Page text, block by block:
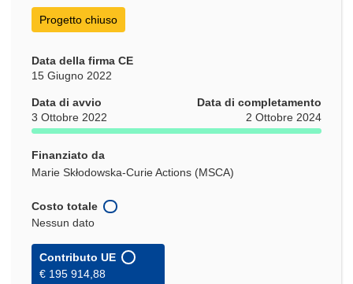
Progetto chiuso
Data della firma CE
15 Giugno 2022
Data di avvio
3 Ottobre 2022
Data di completamento
2 Ottobre 2024
Finanziato da
Marie Skłodowska-Curie Actions (MSCA)
Costo totale
Nessun dato
Contributo UE
€ 195 914,88